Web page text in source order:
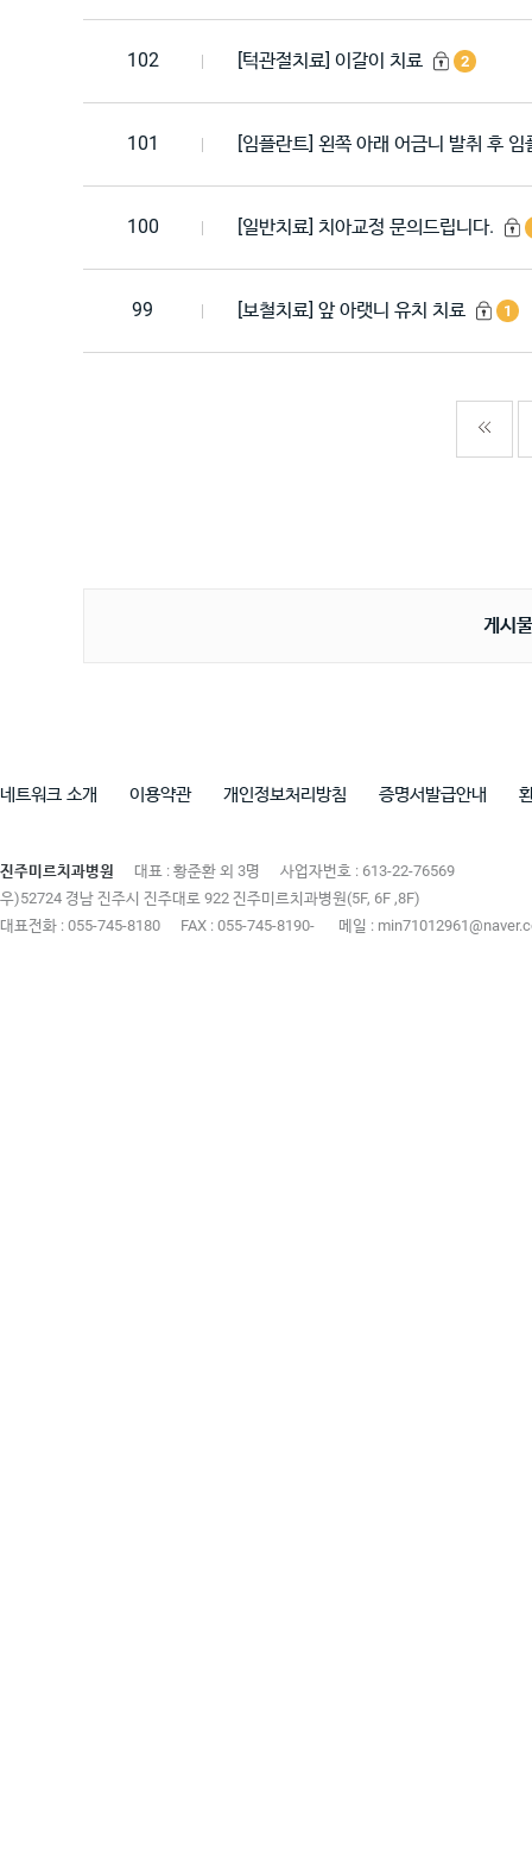
102 [턱관절치료] 이갈이 치료 2
101 [임플란트] 왼쪽 아래 어금니 발취 후
100 [일반치료] 치아교정 문의드립니다.
99 [보철치료] 앞 아랫니 유치 치료 1
게시
네트워크 소개 이용약관 개인정보처리방침 증명서발급안내
진주미르치과병원 대표 : 황준환 외 3명
사업자번호 : 613-22-76569
우)52724 경남 진주시 진주대로 922 진주미르치과병원(5F, 6F ,8F)
대표전화 : 055-745-8180
FAX : 055-745-8190- 메일 :